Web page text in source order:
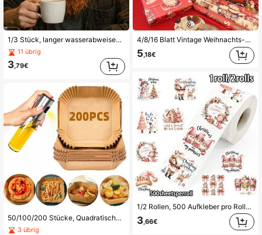
1/3 Stück, langer wasserabweisender künstlicher Bart, natürlich aussehend, perfekte Passform, mehrere Farben, ideal für Halloween, Weihnachten, Maskenball, Bartmaske, Themenpartys, Cosplay
11 übrig
3,79€
50/100/200 Stücke, Quadratische Einweg-Liner für Heißluftfritteusen (6,3 Zoll/8 Zoll), Papiereinsatz für Heißluftfritteusen, Papierkorb-Schalen, Backbleche, Heißluftfritteusen-Zubehör, Backwerkzeuge, Küchenutensilien, Küchenzubehör
3 übrig
4/8/16 Blatt Vintage Weihnachts-Geschenkpapier, mit Weihnachtsmann- und Schneemann-Mustern, klassisches Feiertags-Geschenkpapier, Winterwunderland-Thema, geeignet für Weihnachtsgeschenke und Dekorationen, nostalgischer Stil, perfekt zum Versenden und Empfangen von Geschenken
5,18€
1/2 Rollen, 500 Aufkleber pro Rolle, Frohe Weihnachten selbstklebende Cartoon Weihnachtsbaum Schneemann Weihnachtsmann Mütze Feiertagsdekoration Etiketten Aufkleber
3,66€